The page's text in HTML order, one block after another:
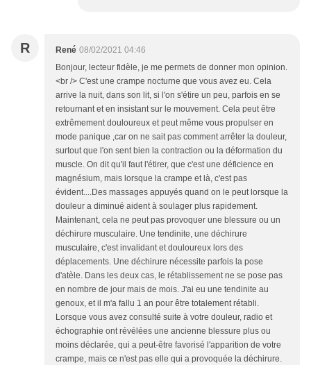
R René 08/02/2021 04:46
Bonjour, lecteur fidèle, je me permets de donner mon opinion.
<br /> C'est une crampe nocturne que vous avez eu. Cela
arrive la nuit, dans son lit, si l'on s'étire un peu, parfois en se
retournant et en insistant sur le mouvement. Cela peut être
extrêmement douloureux et peut même vous propulser en
mode panique ,car on ne sait pas comment arrêter la douleur,
surtout que l'on sent bien la contraction ou la déformation du
muscle. On dit qu'il faut l'étirer, que c'est une déficience en
magnésium, mais lorsque la crampe et là, c'est pas
évident....Des massages appuyés quand on le peut lorsque la
douleur a diminué aident à soulager plus rapidement.
Maintenant, cela ne peut pas provoquer une blessure ou un
déchirure musculaire. Une tendinite, une déchirure
musculaire, c'est invalidant et douloureux lors des
déplacements. Une déchirure nécessite parfois la pose
d'atèle. Dans les deux cas, le rétablissement ne se pose pas
en nombre de jour mais de mois. J'ai eu une tendinite au
genoux, et il m'a fallu 1 an pour être totalement rétabli.
Lorsque vous avez consulté suite à votre douleur, radio et
échographie ont révélées une ancienne blessure plus ou
moins déclarée, qui a peut-être favorisé l'apparition de votre
crampe, mais ce n'est pas elle qui a provoquée la déchirure.